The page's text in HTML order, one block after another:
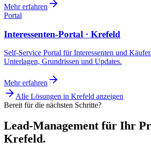
Mehr erfahren
Portal
Interessenten-Portal · Krefeld
Self-Service Portal für Interessenten und
Unterlagen, Grundrissen und Updates.
Mehr erfahren
Alle Lösungen in Krefeld anzeigen
Bereit für die nächsten Schritte?
Lead-Management für Ihr
Krefeld.